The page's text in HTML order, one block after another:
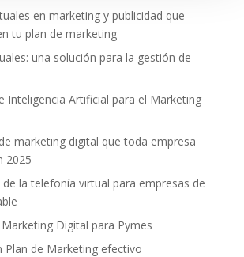
en marketing y publicidad que
tu plan de marketing
una solución para la gestión de
Inteligencia Artificial para el Marketing
marketing digital que toda empresa
2025
la telefonía virtual para empresas de
Digital para Pymes
Plan de Marketing efectivo